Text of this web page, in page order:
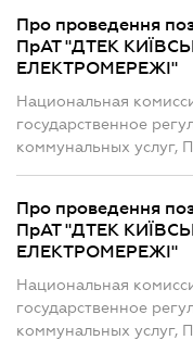
Про проведення
ПрАТ "ДТЕК
ЕЛЕКТРОМЕРЕЖІ"
Национальная
государственное
коммунальных услуг,
Про проведення
ПрАТ "ДТЕК
ЕЛЕКТРОМЕРЕЖІ"
Национальная
государственное
коммунальных услуг,